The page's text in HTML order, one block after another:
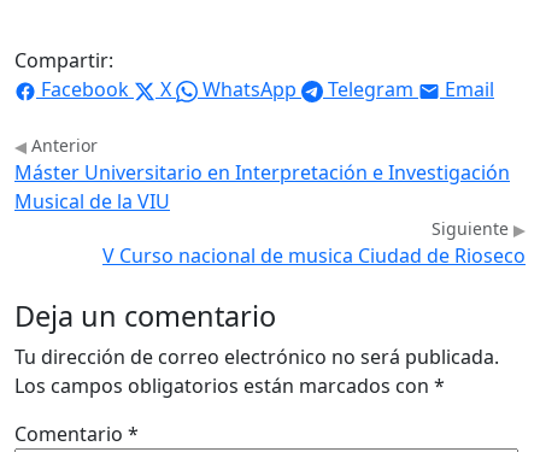
Compartir:
Facebook
X WhatsApp Telegram Email
Anterior
Máster Universitario en Interpretación e Investigación
Musical de la VIU
Siguiente
V Curso nacional de musica Ciudad de Rioseco
Deja un comentario
Tu dirección de correo electrónico no será publicada.
Los campos obligatorios están marcados con *
Comentario *